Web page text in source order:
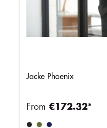
Jacke Phoenix
From €172.32*